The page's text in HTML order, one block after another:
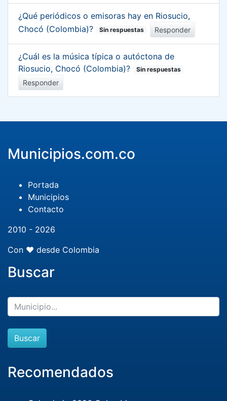
¿Qué periódicos o emisoras hay en Riosucio,
Chocó (Colombia)?
Sin respuestas Responder
¿Cuál es la música típica o autóctona de
Riosucio, Chocó (Colombia)?
Sin respuestas
Responder
Municipios.com.co
Portada
Municipios
Contacto
2010 - 2026
Con ❤️ desde Colombia
Buscar
Buscar
Recomendados